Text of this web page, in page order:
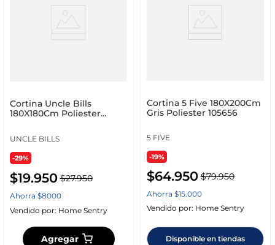
Cortina Uncle Bills
180X180Cm Poliester
UNCLE BILLS
-29%
$19.950 $27.950
Ahorra $8000
Vendido por: Home Sentry
Agregar
Cortina 5 Five 180X200Cm
Gris Poliester 105656
5 FIVE
-19%
$64.950 $79.950
Ahorra $15.000
Vendido por: Home Sentry
Disponible en tiendas